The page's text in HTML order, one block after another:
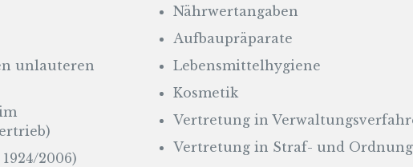
unlauteren
2006)
Nährwertangaben
Aufbaupräparate
Lebensmittelhygiene
Kosmetik
Vertretung in
Vertretung in Straf- und